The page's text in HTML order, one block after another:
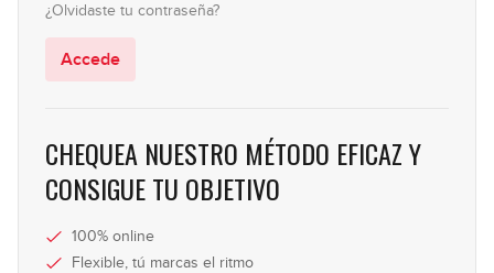
¿Olvidaste tu contraseña?
Accede
CHEQUEA NUESTRO MÉTODO EFICAZ Y
CONSIGUE TU OBJETIVO
100% online
Flexible, tú marcas el ritmo